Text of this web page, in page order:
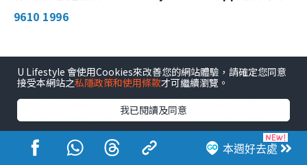
9610 1996
電影版《尋秦記》女主角是誰？
電影版《尋秦記》先導海報顯示，內地演員白百何
排在古天樂和林峯之後，被視為「女一」或「頭號
女主角」。
本週好去處
U Lifestyle 會使用Cookies來改善您的網站體驗，請確定您同意
接受本網站之私隱政策和使用條款才可繼續瀏覽。
我已閱讀及同意